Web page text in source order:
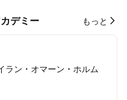
デミー もっと
ラン・オマーン・ホルム